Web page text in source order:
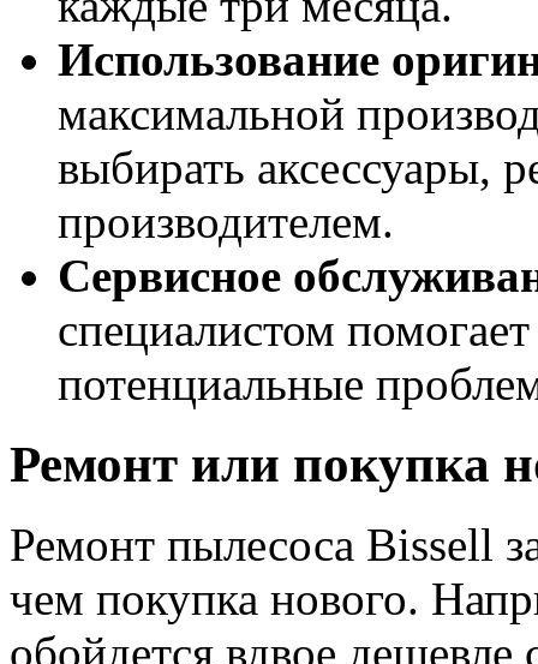
Использование
максимальной
выбирать аксессуары,
производителем.
Сервисное
специалистом
потенциальные
Ремонт или покупка
Ремонт пылесоса Bissell
чем покупка нового.
обойдется вдвое дешевле